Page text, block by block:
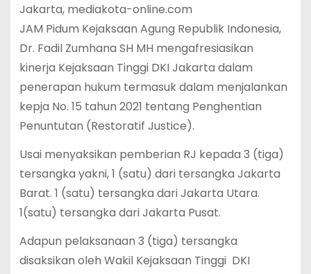
Jakarta, mediakota-online.com
JAM Pidum Kejaksaan Agung Republik Indonesia,
Dr. Fadil Zumhana SH MH mengafresiasikan
kinerja Kejaksaan Tinggi DKI Jakarta dalam
penerapan hukum termasuk dalam menjalankan
kepja No. 15 tahun 2021 tentang Penghentian
Penuntutan (Restoratif Justice).
Usai menyaksikan pemberian RJ kepada 3 (tiga)
tersangka yakni, 1 (satu) dari tersangka Jakarta
Barat. 1 (satu) tersangka dari Jakarta Utara.
1(satu) tersangka dari Jakarta Pusat.
Adapun pelaksanaan 3 (tiga) tersangka
disaksikan oleh Wakil Kejaksaan Tinggi DKI